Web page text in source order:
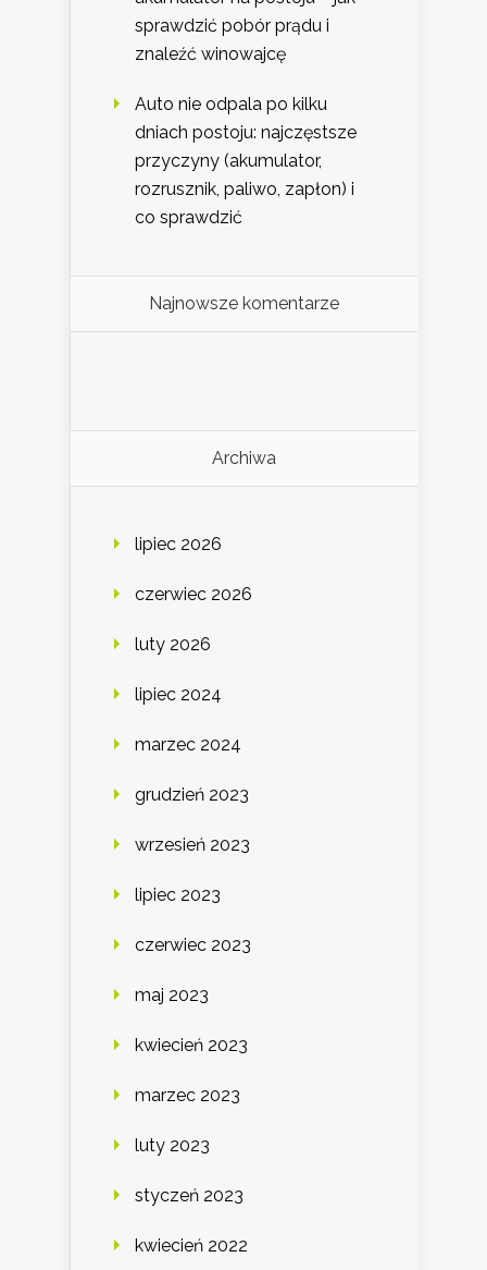
sprawdzić pobór prądu i
znaleźć winowajcę
Auto nie odpala po kilku
dniach postoju: najczęstsze
przyczyny (akumulator,
rozrusznik, paliwo, zapłon) i
co sprawdzić
Najnowsze komentarze
Archiwa
lipiec 2026
czerwiec 2026
luty 2026
lipiec 2024
marzec 2024
grudzień 2023
wrzesień 2023
lipiec 2023
czerwiec 2023
maj 2023
kwiecień 2023
marzec 2023
luty 2023
styczeń 2023
kwiecień 2022